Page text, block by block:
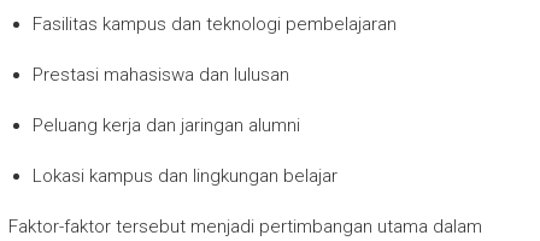
Fasilitas kampus dan teknologi pembelajaran
Prestasi mahasiswa dan lulusan
Peluang kerja dan jaringan alumni
Lokasi kampus dan lingkungan belajar
Faktor-faktor tersebut menjadi pertimbangan utama dalam